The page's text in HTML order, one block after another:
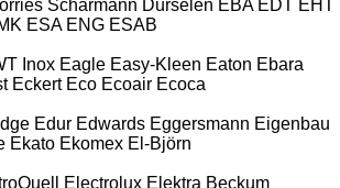
Scharmann Dürselen EBA EDT EHT
ESA ENG ESAB
Inox Eagle Easy-Kleen Eaton Ebara
Eckert Eco Ecoair Ecoca
Edur Edwards Eggersmann Eigenbau
Ekato Ekomex El-Björn
Electrolux Elektra Beckum